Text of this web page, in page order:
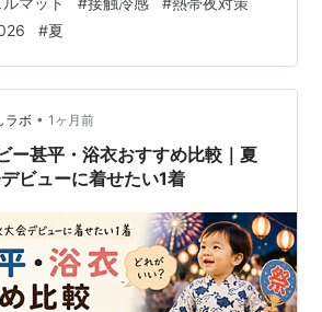
い → 接触冷感敷きパッド（通気性が
子にも安心） ✅ 猛暑日・寝つきが特
ルタイプ（冷却力は高いが使い方に
い・スポット使い → 保冷剤タイプの
ズ（部分的に、短時間で） 冷感寝具
…
#夏
ラボ • 1ヶ月前
ー甚平・浴衣おすすめ比較｜夏
ビューに着せたい1着